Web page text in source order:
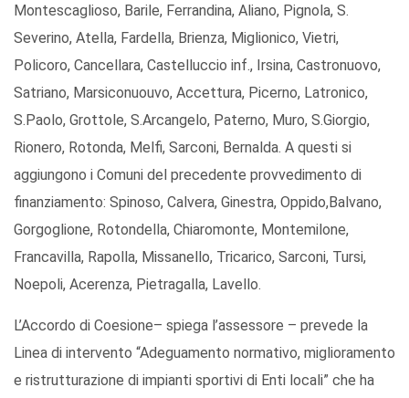
Montescaglioso, Barile, Ferrandina, Aliano, Pignola, S.
Severino, Atella, Fardella, Brienza, Miglionico, Vietri,
Policoro, Cancellara, Castelluccio inf., Irsina, Castronuovo,
Satriano, Marsiconuouvo, Accettura, Picerno, Latronico,
S.Paolo, Grottole, S.Arcangelo, Paterno, Muro, S.Giorgio,
Rionero, Rotonda, Melfi, Sarconi, Bernalda. A questi si
aggiungono i Comuni del precedente provvedimento di
finanziamento: Spinoso, Calvera, Ginestra, Oppido,Balvano,
Gorgoglione, Rotondella, Chiaromonte, Montemilone,
Francavilla, Rapolla, Missanello, Tricarico, Sarconi, Tursi,
Noepoli, Acerenza, Pietragalla, Lavello.
L’Accordo di Coesione– spiega l’assessore – prevede la
Linea di intervento “Adeguamento normativo, miglioramento
e ristrutturazione di impianti sportivi di Enti locali” che ha